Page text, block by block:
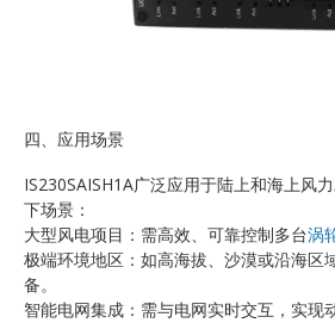
四、应用场景
IS230SAISH1A广泛应用于陆上和海上风
下场景：
大型风电项目：需高效、可靠控制多台涡
极端环境地区：如高海拔、沙漠或沿海区
备。
智能电网集成：需与电网实时交互，实现